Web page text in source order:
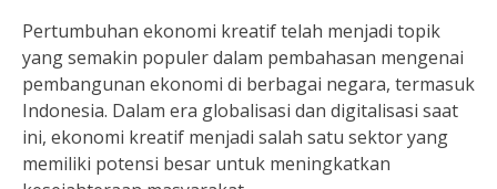
Pertumbuhan ekonomi kreatif telah menjadi topik
yang semakin populer dalam pembahasan mengenai
pembangunan ekonomi di berbagai negara, termasuk
Indonesia. Dalam era globalisasi dan digitalisasi saat
ini, ekonomi kreatif menjadi salah satu sektor yang
memiliki potensi besar untuk meningkatkan